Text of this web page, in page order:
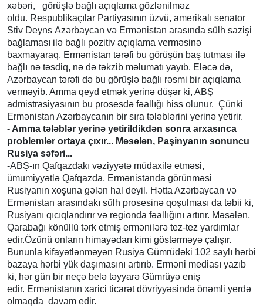
xəbəri, görüşlə bağlı açıqlama gözlənilməz
oldu. Respublikaçılar Partiyasının üzvü, amerikalı senator
Stiv Deyns Azərbaycan və Ermənistan arasında sülh sazişi
bağlaması ilə bağlı pozitiv açıqlama verməsinə
baxmayaraq, Ermənistan tərəfi bu görüşün baş tutması ilə
bağlı nə təsdiq, nə də təkzib məlumatı yayıb. Eləcə də,
Azərbaycan tərəfi də bu görüşlə bağlı rəsmi bir açıqlama
verməyib. Amma qeyd etmək yerinə düşər ki, ABŞ
admistrasiyasının bu prosesdə fəallığı hiss olunur. Çünki
Ermənistan Azərbaycanın bir sıra tələblərini yerinə yetirir.
- Amma tələblər yerinə yetirildikdən sonra arxasınca
problemlər ortaya çıxır... Məsələn, Paşinyanın sonuncu
Rusiya səfəri...
-ABŞ-ın Qafqazdakı vəziyyətə müdaxilə etməsi,
ümumiyyətlə Qafqazda, Ermənistanda görünməsi
Rusiyanın xoşuna gələn hal deyil. Hətta Azərbaycan və
Ermənistan arasındakı sülh prosesinə qoşulması da təbii ki,
Rusiyanı qıcıqlandırır və regionda fəallığını artırır. Məsələn,
Qarabağı könüllü tərk etmiş ermənilərə tez-tez yardımlar
edir.Özünü onların himayədarı kimi göstərməyə çalışır.
Bununla kifayətlənməyən Rusiya Gümrüdəki 102 saylı hərbi
bazaya hərbi yük daşımasını artırıb. Erməni mediası yazıb
ki, hər gün bir neçə belə təyyarə Gümrüyə eniş
edir. Ermənistanın xarici ticarət dövriyyəsində önəmli yerdə
olmaqda davam edir.